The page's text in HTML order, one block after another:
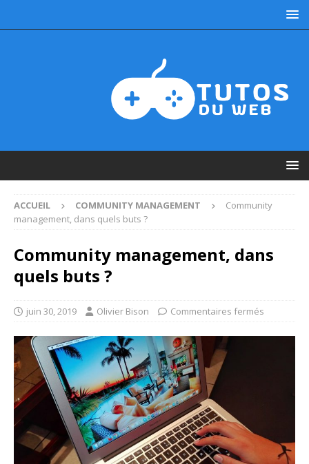
ACCUEIL COMMUNITY MANAGEMENT
Community
management, dans quels buts ?
Community management, dans
quels buts ?
juin 30, 2019 Olivier Bison Commentaires fermés